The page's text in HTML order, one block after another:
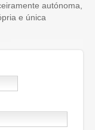
autónoma,
e única